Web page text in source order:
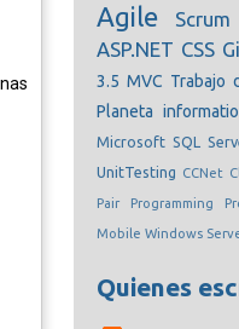
Agile Scrum
ASP.NET CSS
3.5MVC Trabajo
Planeta
Microsoft SQL
UnitTesting CCNet
Pair Programming
MobileWindows
Quienes